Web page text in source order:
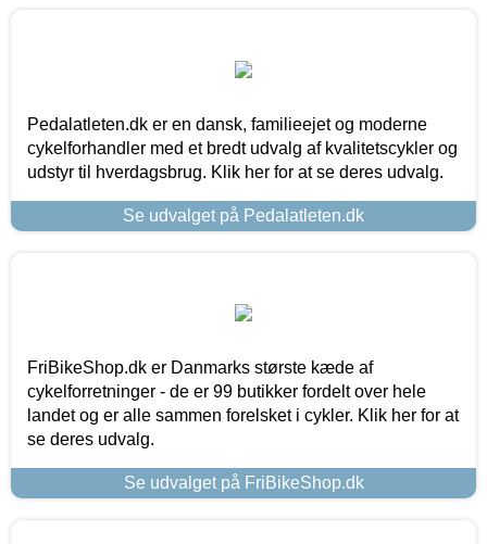
Pedalatleten.dk er en dansk, familieejet og moderne
cykelforhandler med et bredt udvalg af kvalitetscykler og
udstyr til hverdagsbrug. Klik her for at se deres udvalg.
Se udvalget på Pedalatleten.dk
FriBikeShop.dk er Danmarks største kæde af
cykelforretninger - de er 99 butikker fordelt over hele
landet og er alle sammen forelsket i cykler. Klik her for at
se deres udvalg.
Se udvalget på FriBikeShop.dk